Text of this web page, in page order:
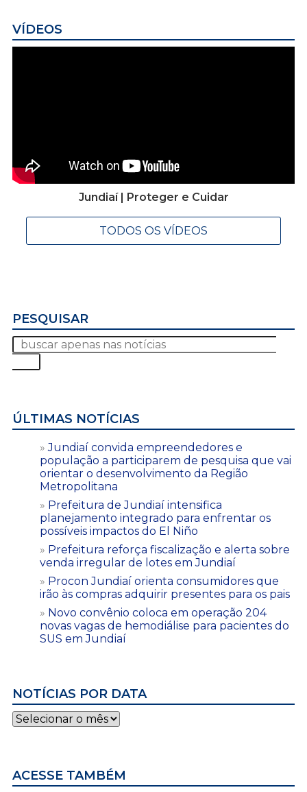
VÍDEOS
Jundiaí | Proteger e Cuidar
TODOS OS VÍDEOS
PESQUISAR
ÚLTIMAS NOTÍCIAS
Jundiaí convida empreendedores e
população a participarem de pesquisa que vai
orientar o desenvolvimento da Região
Metropolitana
Prefeitura de Jundiaí intensifica
planejamento integrado para enfrentar os
possíveis impactos do El Niño
Prefeitura reforça fiscalização e alerta sobre
venda irregular de lotes em Jundiaí
Procon Jundiaí orienta consumidores que
irão às compras adquirir presentes para os pais
Novo convênio coloca em operação 204
novas vagas de hemodiálise para pacientes do
SUS em Jundiaí
NOTÍCIAS POR DATA
Notícias
por
ACESSE TAMBÉM